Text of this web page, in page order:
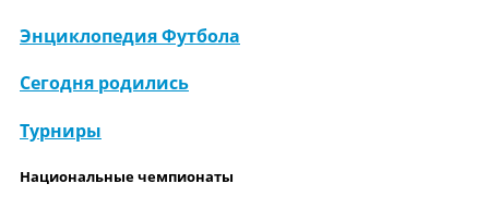
Энциклопедия Футбола
Сегодня родились
Турниры
Национальные чемпионаты